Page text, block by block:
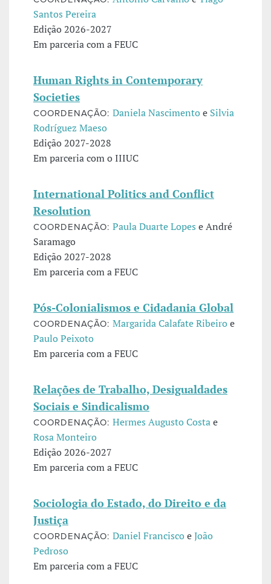
Santos Pereira
Edição 2026-2027
Em parceria com a FEUC
Human Rights in Contemporary
Societies
COORDENAÇÃO: Daniela Nascimentoe Silvia
Rodríguez Maeso
Edição 2027-2028
Em parceria com o IIIUC
International Politics and Conflict
Resolution
COORDENAÇÃO: Paula Duarte Lopes e André
Saramago
Edição 2027-2028
Em parceria com a FEUC
Pós-Colonialismos e Cidadania Global
COORDENAÇÃO: Margarida Calafate Ribeiroe
Paulo Peixoto
Em parceria com a FEUC
Relações de Trabalho, Desigualdades
Sociais e Sindicalismo
COORDENAÇÃO: Hermes Augusto Costae
Rosa Monteiro
Edição 2026-2027
Em parceria com a FEUC
Sociologia do Estado, do Direito e da
Justiça
COORDENAÇÃO: Daniel FranciscoeJoão
Pedroso
Em parceria com a FEUC